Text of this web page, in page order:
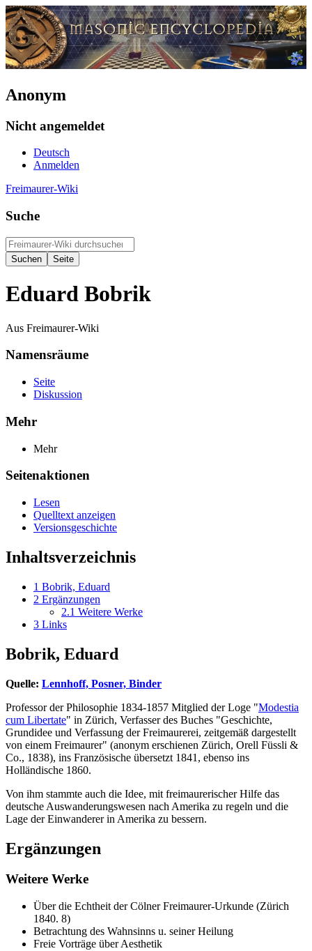
Anonym
Nicht angemeldet
Deutsch
Anmelden
Freimaurer-Wiki
Suche
Eduard Bobrik
Aus Freimaurer-Wiki
Namensräume
Seite
Diskussion
Mehr
Mehr
Seitenaktionen
Lesen
Quelltext anzeigen
Versionsgeschichte
Inhaltsverzeichnis
1 Bobrik, Eduard
2 Ergänzungen
2.1 Weitere Werke
3 Links
Bobrik, Eduard
Quelle: Lennhoff, Posner, Binder
Professor der Philosophie 1834-1857 Mitglied der Loge "Modestia
cum Libertate" in Zürich, Verfasser des Buches "Geschichte,
Grundidee und Verfassung der Freimaurerei, zeitgemäß dargestellt
von einem Freimaurer" (anonym erschienen Zürich, Orell Füssli &
Co., 1838), ins Französische übersetzt 1841, ebenso ins
Holländische 1860.
Von ihm stammte auch die Idee, mit freimaurerischer Hilfe das
deutsche Auswanderungswesen nach Amerika zu regeln und die
Lage der Einwanderer in Amerika zu bessern.
Ergänzungen
Weitere Werke
Über die Echtheit der Cölner Freimaurer-Urkunde (Zürich
1840. 8)
Betrachtung des Wahnsinns u. seiner Heilung
Freie Vorträge über Aesthetik